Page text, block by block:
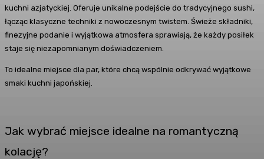
kuchni azjatyckiej. Oferuje unikalne podejście do tradycyjnego sushi,
łącząc klasyczne techniki z nowoczesnym twistem. Świeże składniki,
finezyjne podanie i wyjątkowa atmosfera sprawiają, że każdy posiłek
staje się niezapomnianym doświadczeniem.
To idealne miejsce dla par, które chcą wspólnie odkrywać wyjątkowe
smaki kuchni japońskiej.
Jak wybrać miejsce idealne na romantyczną
kolację?